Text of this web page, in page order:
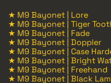
★ M9 Bayonet | Lore
★ M9 Bayonet | Tiger
★ M9 Bayonet | Fade
★ M9 Bayonet | Doppler
★ M9 Bayonet | Case
★ M9 Bayonet | Bright
★ M9 Bayonet | Freehand
★ M9 Bayonet | Black